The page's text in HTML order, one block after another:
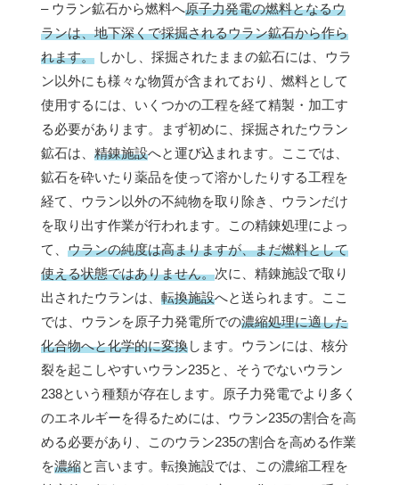
– ウラン鉱石から燃料へ原子力発電の燃料となるウ
ランは、地下深くで採掘されるウラン鉱石から作ら
れます。 しかし、採掘されたままの鉱石には、ウラ
ン以外にも様々な物質が含まれており、燃料として
使用するには、いくつかの工程を経て精製・加工す
る必要があります。まず初めに、採掘されたウラン
鉱石は、 精錬施設へと運び込まれます。ここでは、
鉱石を砕いたり薬品を使って溶かしたりする工程を
経て、ウラン以外の不純物を取り除き、ウランだけ
を取り出す作業が行われます。この精錬処理によっ
て、 ウランの純度は高まりますが、まだ燃料として
使える状態ではありません。次に、精錬施設で取り
出されたウランは、 転換施設へと送られます。ここ
では、ウランを原子力発電所での濃縮処理に適した
化合物へと化学的に変換します。ウランには、核分
裂を起こしやすいウラン235と、そうでないウラン
238という種類が存在します。原子力発電でより多く
のエネルギーを得るためには、ウラン235の割合を高
める必要があり、このウラン235の割合を高める作業
を濃縮と言います。転換施設では、この濃縮工程を